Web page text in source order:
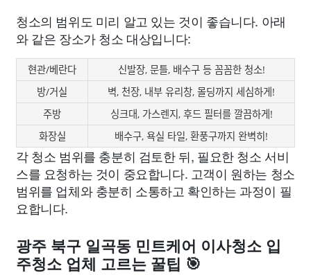
청소의 범위도 미리 알고 있는 것이 좋습니다. 아래
와 같은 장소가 청소 대상입니다:
현관/베란다
신발장, 문틀, 배수구 등 꼼꼼한 청소!
방/거실
벽, 천장, 내부 유리창, 몰딩까지 세심하게!
주방
싱크대, 가스렌지, 후드 필터를 깔끔하게!
화장실
배수구, 욕실 타일, 환풍구까지 완벽히!
각 청소 범위를 충분히 검토한 뒤, 필요한 청소 서비
스를 요청하는 것이 중요합니다. 고객이 원하는 청소
범위를 업체와 충분히 소통하고 확인하는 과정이 필
요합니다.
광주 북구 일곡동 민트케어 이사청소 입
주청소 업체 고르는 꿀팁 🎯